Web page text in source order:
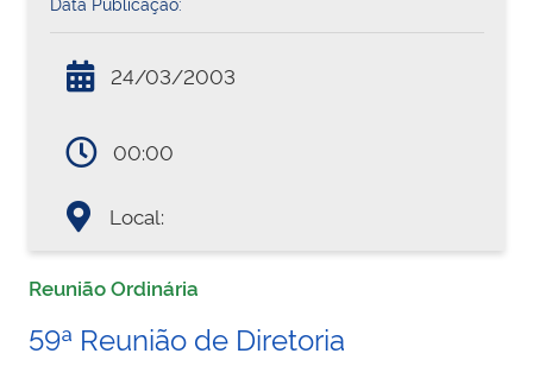
24/03/2003
00:00
Local:
Reunião Ordinária
59ª Reunião de Diretoria